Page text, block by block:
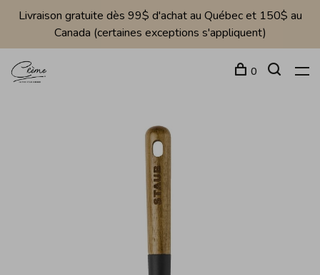
Livraison gratuite dès 99$ d'achat au Québec et 150$ au
Canada (certaines exceptions s'appliquent)
0